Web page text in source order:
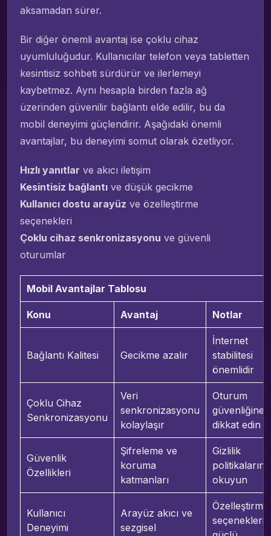
aksamadan sürer.
Bir diğer önemli avantaj ise çoklu cihaz
uyumluluğudur. Kullanıcılar telefon veya tabletten
kesintisiz sohbeti sürdürür ve ilerlemeyi
kaybetmez. Aynı hesapla birden fazla ağ
üzerinden güvenilir bağlantı elde edilir, bu da
mobil deneyimi güçlendirir. Aşağıdaki önemli
avantajlar, bu deneyimi somut olarak özetliyor.
Hızlı yanıtlar ve akıcı iletişim
Kesintisiz bağlantı ve düşük gecikme
Kullanıcı dostu arayüz ve özelleştirme
seçenekleri
Çoklu cihaz senkronizasyonu ve güvenli
oturumlar
Mobil Avantajlar Tablosu
Konu Avantaj Notlar
Bağlantı Kalitesi Gecikme azalır
İnternet
stabilitesi
önemlidir
Çoklu Cihaz
Senkronizasyonu
Veri
senkronizasyonu
kolaylaşır
Oturum
güvenliğine
dikkat edin
Güvenlik
Özellikleri
Şifreleme ve
koruma
katmanları
Gizlilik
politikalarını
okuyun
Kullanıcı
Deneyimi
Arayüz akıcı ve
sezgisel
Özelleştirme
seçenekleri